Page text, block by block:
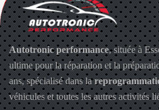
Autotronic performance, située à
ultime pour la réparation et la
ans, spécialisé dans la
véhicules et toutes les autres activités